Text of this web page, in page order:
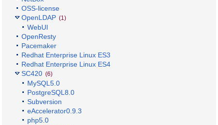
OSS-license
OpenLDAP (1)
WebUI
OpenResty
Pacemaker
Redhat Enterprise Linux ES3
Redhat Enterprise Linux ES4
SC420 (6)
MySQL5.0
PostgreSQL8.0
Subversion
eAccelerator0.9.3
php5.0